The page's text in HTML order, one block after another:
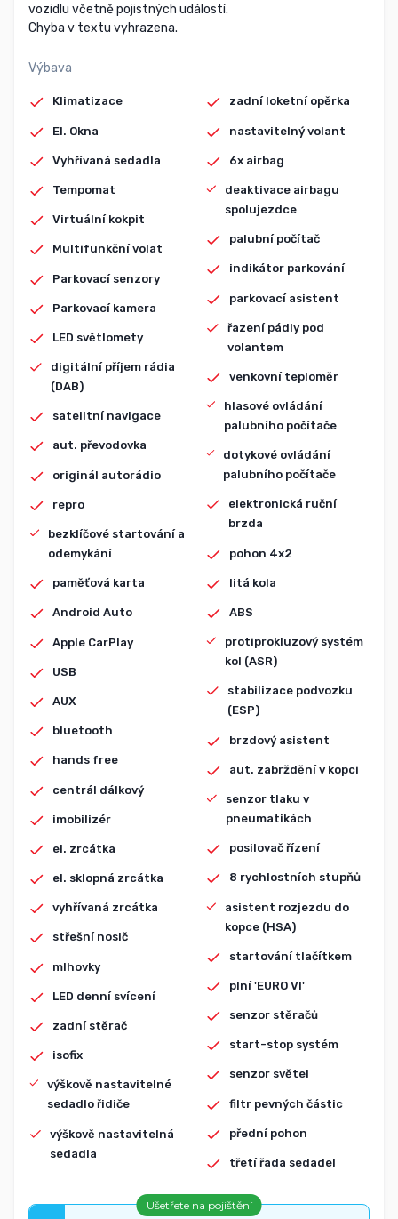
vozidlu včetně pojistných událostí.
Chyba v textu vyhrazena.
Výbava
Klimatizace
El. Okna
Vyhřívaná sedadla
Tempomat
Virtuální kokpit
Multifunkční volat
Parkovací senzory
Parkovací kamera
LED světlomety
digitální příjem rádia
(DAB)
satelitní navigace
aut. převodovka
originál autorádio
repro
bezklíčové startování a
odemykání
paměťová karta
Android Auto
Apple CarPlay
USB
AUX
bluetooth
hands free
centrál dálkový
imobilizér
el. zrcátka
el. sklopná zrcátka
vyhřívaná zrcátka
střešní nosič
mlhovky
LED denní svícení
zadní stěrač
isofix
výškově nastavitelné
sedadlo řidiče
výškově nastavitelná
sedadla
zadní loketní opěrka
nastavitelný volant
6x airbag
deaktivace airbagu
spolujezdce
palubní počítač
indikátor parkování
parkovací asistent
řazení pádly pod
volantem
venkovní teploměr
hlasové ovládání
palubního počítače
dotykové ovládání
palubního počítače
elektronická ruční
brzda
pohon 4x2
litá kola
ABS
protiprokluzový systém
kol (ASR)
stabilizace podvozku
(ESP)
brzdový asistent
aut. zabrždění v kopci
senzor tlaku v
pneumatikách
posilovač řízení
8 rychlostních stupňů
asistent rozjezdu do
kopce (HSA)
startování tlačítkem
plní 'EURO VI'
senzor stěračů
start-stop systém
senzor světel
filtr pevných částic
přední pohon
třetí řada sedadel
Ušetřete na pojištění